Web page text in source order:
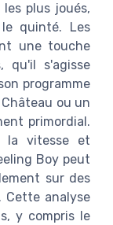
plus joués,
quinté. Les
une touche
qu'il s'agisse
programme
ou un
primordial.
la vitesse et
Boy peut
sur des
Cette analyse
y compris le